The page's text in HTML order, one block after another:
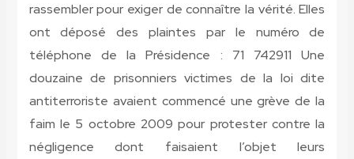
rassembler pour exiger de connaître la vérité. Elles
ont déposé des plaintes par le numéro de
téléphone de la Présidence : 71 742911 Une
douzaine de prisonniers victimes de la loi dite
antiterroriste avaient commencé une grève de la
faim le 5 octobre 2009 pour protester contre la
négligence dont faisaient l’objet leurs